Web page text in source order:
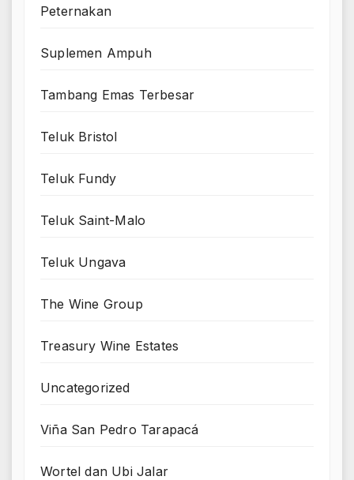
Peternakan
Suplemen Ampuh
Tambang Emas Terbesar
Teluk Bristol
Teluk Fundy
Teluk Saint-Malo
Teluk Ungava
The Wine Group
Treasury Wine Estates
Uncategorized
Viña San Pedro Tarapacá
Wortel dan Ubi Jalar